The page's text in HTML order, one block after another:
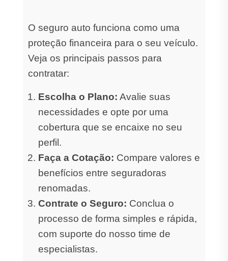
O seguro auto funciona como uma
proteção financeira para o seu veículo.
Veja os principais passos para
contratar:
Escolha o Plano: Avalie suas
necessidades e opte por uma
cobertura que se encaixe no seu
perfil.
Faça a Cotação: Compare valores e
benefícios entre seguradoras
renomadas.
Contrate o Seguro: Conclua o
processo de forma simples e rápida,
com suporte do nosso time de
especialistas.